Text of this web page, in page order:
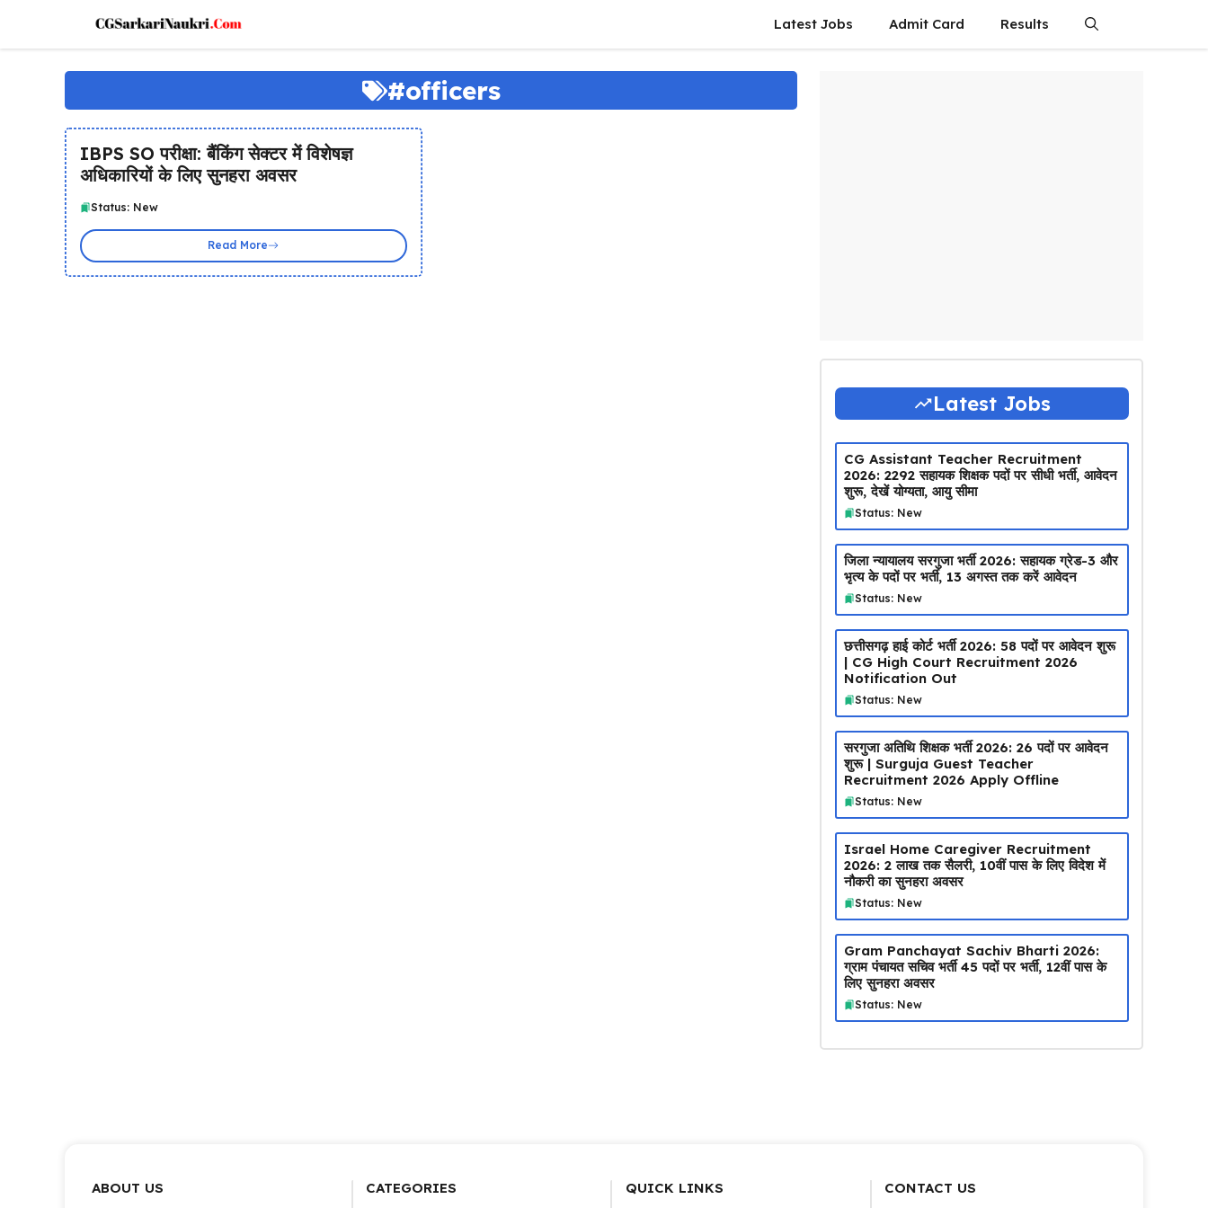
content
Latest Jobs Admit Card Results
#officers
IBPS SO परीक्षा: बैंकिंग सेक्टर में विशेषज्ञ
अधिकारियों के लिए सुनहरा अवसर
Status: New
Read More
Latest Jobs
CG Assistant Teacher Recruitment
2026: 2292 सहायक शिक्षक पदों पर सीधी भर्ती, आवेदन
शुरू, देखें योग्यता, आयु सीमा
Status: New
जिला न्यायालय सरगुजा भर्ती 2026: सहायक ग्रेड-3 और
भृत्य के पदों पर भर्ती, 13 अगस्त तक करें आवेदन
Status: New
छत्तीसगढ़ हाई कोर्ट भर्ती 2026: 58 पदों पर आवेदन शुरू
| CG High Court Recruitment 2026
Notification Out
Status: New
सरगुजा अतिथि शिक्षक भर्ती 2026: 26 पदों पर आवेदन
शुरू | Surguja Guest Teacher
Recruitment 2026 Apply Offline
Status: New
Israel Home Caregiver Recruitment
2026: ₹2 लाख तक सैलरी, 10वीं पास के लिए विदेश में
नौकरी का सुनहरा अवसर
Status: New
Gram Panchayat Sachiv Bharti 2026:
ग्राम पंचायत सचिव भर्ती 45 पदों पर भर्ती, 12वीं पास के
लिए सुनहरा अवसर
Status: New
ABOUT US CATEGORIES QUICK LINKS CONTACT US